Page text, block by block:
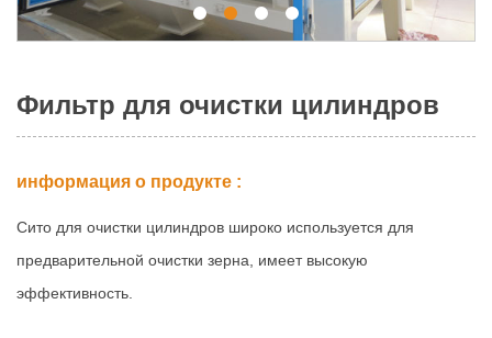
Фильтр для очистки цилиндров
информация о продукте :
Сито для очистки цилиндров широко используется для
предварительной очистки зерна, имеет высокую
эффективность.